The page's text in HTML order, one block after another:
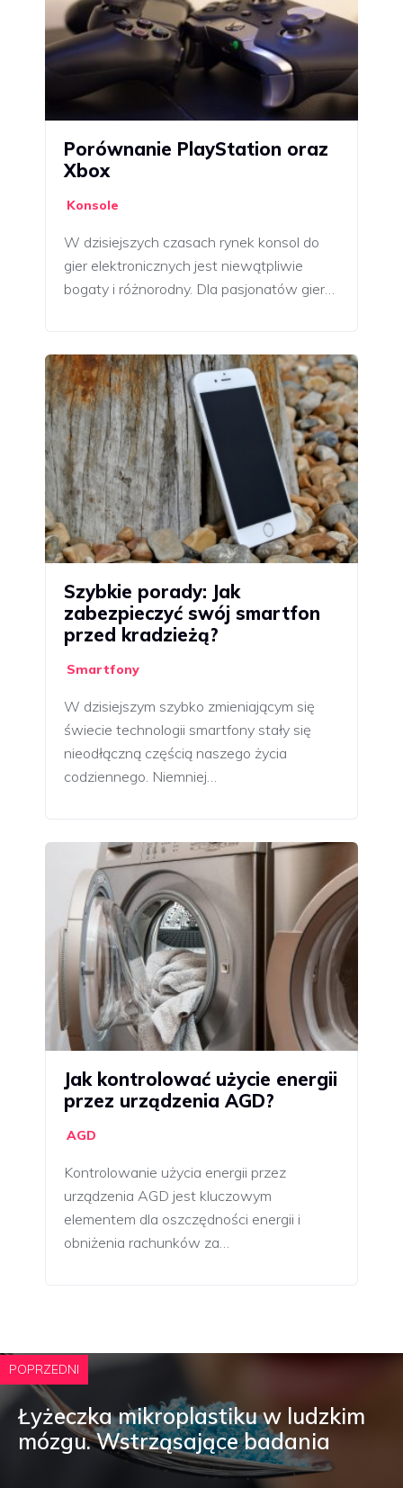
Porównanie PlayStation oraz
Xbox
Konsole
W dzisiejszych czasach rynek konsol do
gier elektronicznych jest niewątpliwie
bogaty i różnorodny. Dla pasjonatów gier…
Szybkie porady: Jak
zabezpieczyć swój smartfon
przed kradzieżą?
Smartfony
W dzisiejszym szybko zmieniającym się
świecie technologii smartfony stały się
nieodłączną częścią naszego życia
codziennego. Niemniej…
Jak kontrolować użycie energii
przez urządzenia AGD?
AGD
Kontrolowanie użycia energii przez
urządzenia AGD jest kluczowym
elementem dla oszczędności energii i
obniżenia rachunków za…
POPRZEDNI
Łyżeczka mikroplastiku w ludzkim
mózgu. Wstrząsające badania